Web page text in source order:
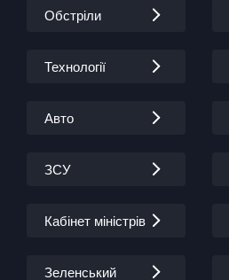
Обстріли
Технології
Авто
ЗСУ
Кабінет міністрів
Зеленський